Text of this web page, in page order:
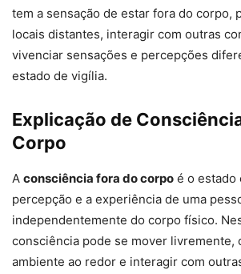
tem a sensação de estar fora do corpo,
locais distantes, interagir com outras
vivenciar sensações e percepções
estado de vigília.
Explicação de
Corpo
A consciência fora do corpo é o estado
percepção e a experiência de uma
independentemente do corpo físico.
consciência pode se mover livremente,
ambiente ao redor e interagir com